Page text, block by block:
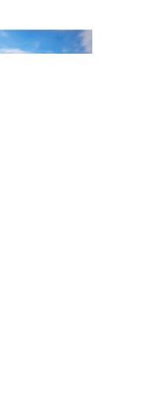
5
Für
Im